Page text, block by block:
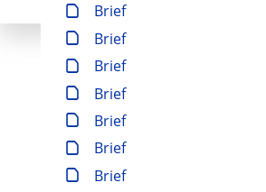
Brief
Brief
Brief
Brief
Brief
Brief
Brief